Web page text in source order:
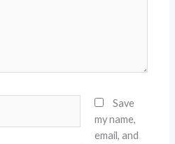
Save
my name,
email, and